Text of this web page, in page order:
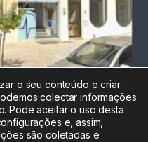
rede fixa
212
o seu conteúdo e criar
colectar informações
Pode aceitar o uso desta
e, assim,
são coletadas e